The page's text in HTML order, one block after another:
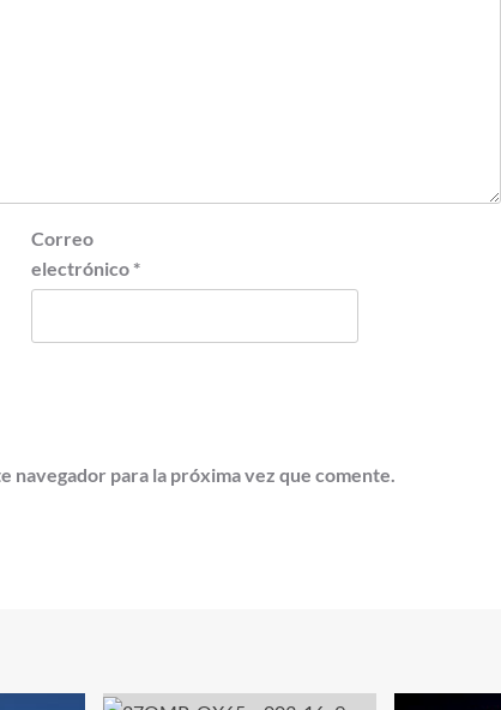
Correo
electrónico *
para la próxima vez que comente.